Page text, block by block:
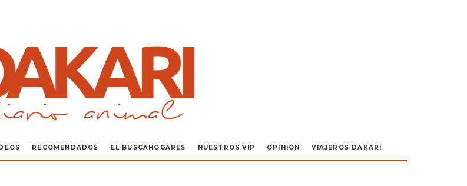
RECOMENDADOS EL BUSCAHOGARES NUESTROS VIP OPINIÓN VIAJEROS DAKARI